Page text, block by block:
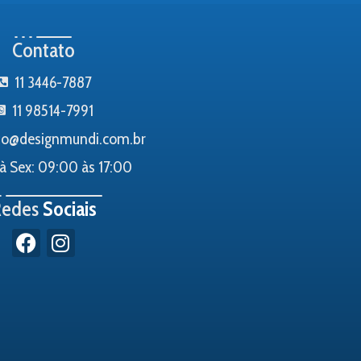
Contato
11 3446-7887
11 98514-7991
Sex: 09:00 às 17:00
Sociais